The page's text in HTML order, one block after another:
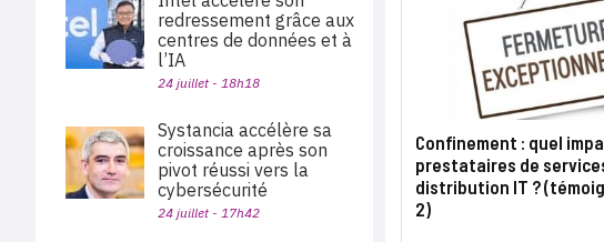
Confinement : quel
prestataires de
distribution IT ?
2)
redressement grâce aux
centres de données et à
l’IA
24 juillet - 18h18
Systancia accélère sa
croissance après son
pivot réussi vers la
cybersécurité
24 juillet - 17h42